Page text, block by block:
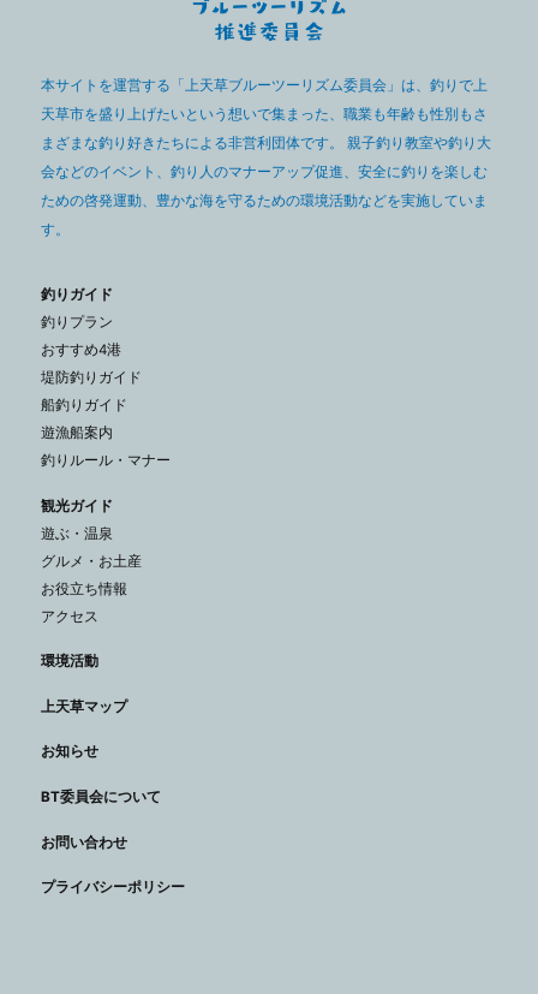
本サイトを運営する「上天草ブルーツーリズム委員会」は、釣りで上
天草市を盛り上げたいという想いで集まった、職業も年齢も性別もさ
まざまな釣り好きたちによる非営利団体です。 親子釣り教室や釣り大
会などのイベント、釣り人のマナーアップ促進、安全に釣りを楽しむ
ための啓発運動、豊かな海を守るための環境活動などを実施していま
す。
釣りガイド
釣りプラン
おすすめ4港
堤防釣りガイド
船釣りガイド
遊漁船案内
釣りルール・マナー
観光ガイド
遊ぶ・温泉
グルメ・お土産
お役立ち情報
アクセス
環境活動
上天草マップ
お知らせ
BT委員会について
お問い合わせ
プライバシーポリシー